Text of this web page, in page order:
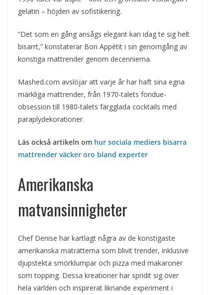
gelatin – höjden av sofistikering.
“Det som en gång ansågs elegant kan idag te sig helt
bisarrt,” konstaterar Bon Appétit i sin genomgång av
konstiga mattrender genom decennierna.
Mashed.com avslöjar att varje år har haft sina egna
märkliga mattrender, från 1970-talets fondue-
obsession till 1980-talets färgglada cocktails med
paraplydekorationer.
Läs också artikeln om hur sociala mediers bisarra
mattrender väcker oro bland experter
Amerikanska
matvansinnigheter
Chef Denise har kartlagt några av de konstigaste
amerikanska maträtterna som blivit trender, inklusive
djupstekta smörklumpar och pizza med makaroner
som topping. Dessa kreationer har spridit sig över
hela världen och inspirerat liknande experiment i